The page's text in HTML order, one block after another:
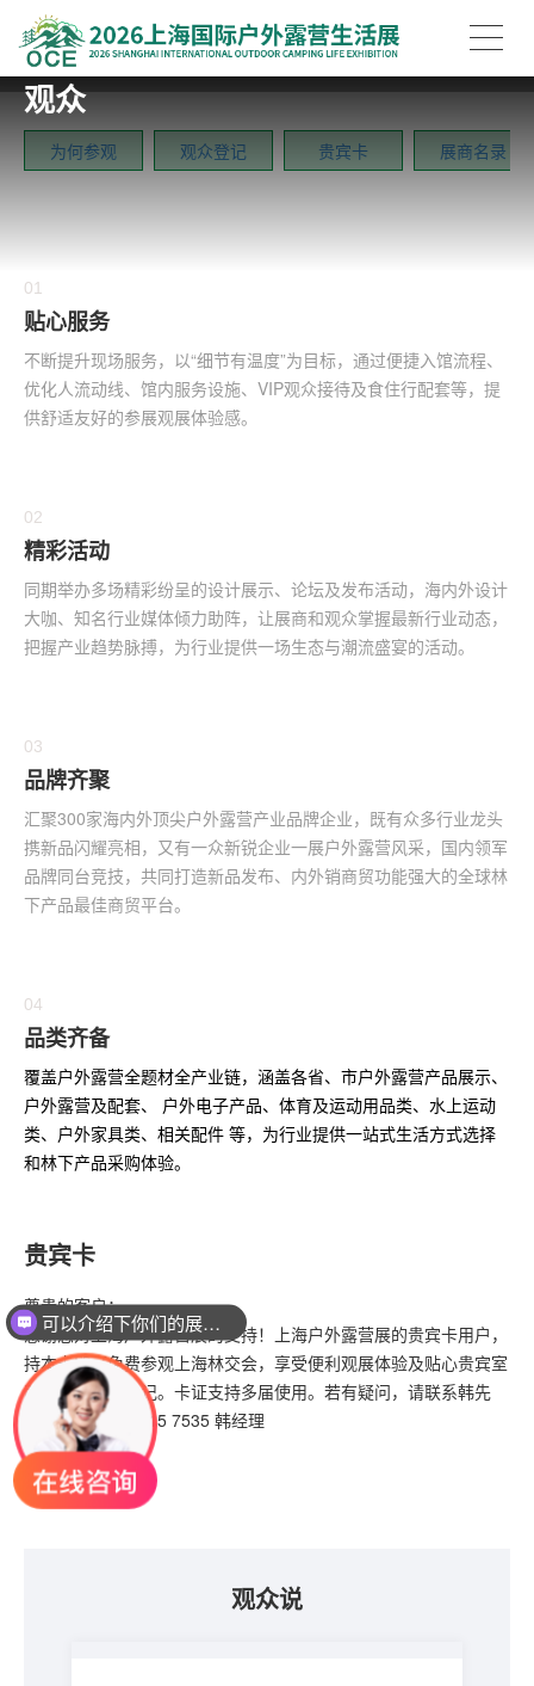
观众
为何参观 观众登记 贵宾卡 展商名录
01
贴心服务
不断提升现场服务，以“细节有温度”为目标，通过便捷入馆流程、
优化人流动线、馆内服务设施、VIP观众接待及食住行配套等，提
供舒适友好的参展观展体验感。
02
精彩活动
同期举办多场精彩纷呈的设计展示、论坛及发布活动，海内外设计
大咖、知名行业媒体倾力助阵，让展商和观众掌握最新行业动态，
把握产业趋势脉搏，为行业提供一场生态与潮流盛宴的活动。
03
品牌齐聚
汇聚300家海内外顶尖户外露营产业品牌企业，既有众多行业龙头
携新品闪耀亮相，又有一众新锐企业一展户外露营风采，国内领军
品牌同台竞技，共同打造新品发布、内外销商贸功能强大的全球林
下产品最佳商贸平台。
04
品类齐备
覆盖户外露营全题材全产业链，涵盖各省、市户外露营产品展示、
户外露营及配套、 户外电子产品、体育及运动用品类、水上运动
类、户外家具类、相关配件 等，为行业提供一站式生活方式选择
和林下产品采购体验。
贵宾卡
尊贵的客户：
感谢您对上海户外露营展的支持！
上海户外露营展的贵宾卡用户，
持本卡即可免费参观上海林交会，享受便利观展体验及贴心贵宾室
服务，免重复登记。卡证支持多届使用。若有疑问，请联系韩先
生 电话：135 2415 7535 韩经理
观众说
展位是如何收费呢？